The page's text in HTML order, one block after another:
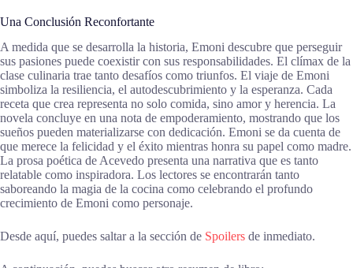
Una Conclusión Reconfortante
A medida que se desarrolla la historia, Emoni descubre que perseguir
sus pasiones puede coexistir con sus responsabilidades. El clímax de la
clase culinaria trae tanto desafíos como triunfos. El viaje de Emoni
simboliza la resiliencia, el autodescubrimiento y la esperanza. Cada
receta que crea representa no solo comida, sino amor y herencia. La
novela concluye en una nota de empoderamiento, mostrando que los
sueños pueden materializarse con dedicación. Emoni se da cuenta de
que merece la felicidad y el éxito mientras honra su papel como madre.
La prosa poética de Acevedo presenta una narrativa que es tanto
relatable como inspiradora. Los lectores se encontrarán tanto
saboreando la magia de la cocina como celebrando el profundo
crecimiento de Emoni como personaje.
Desde aquí, puedes saltar a la sección de Spoilers de inmediato.